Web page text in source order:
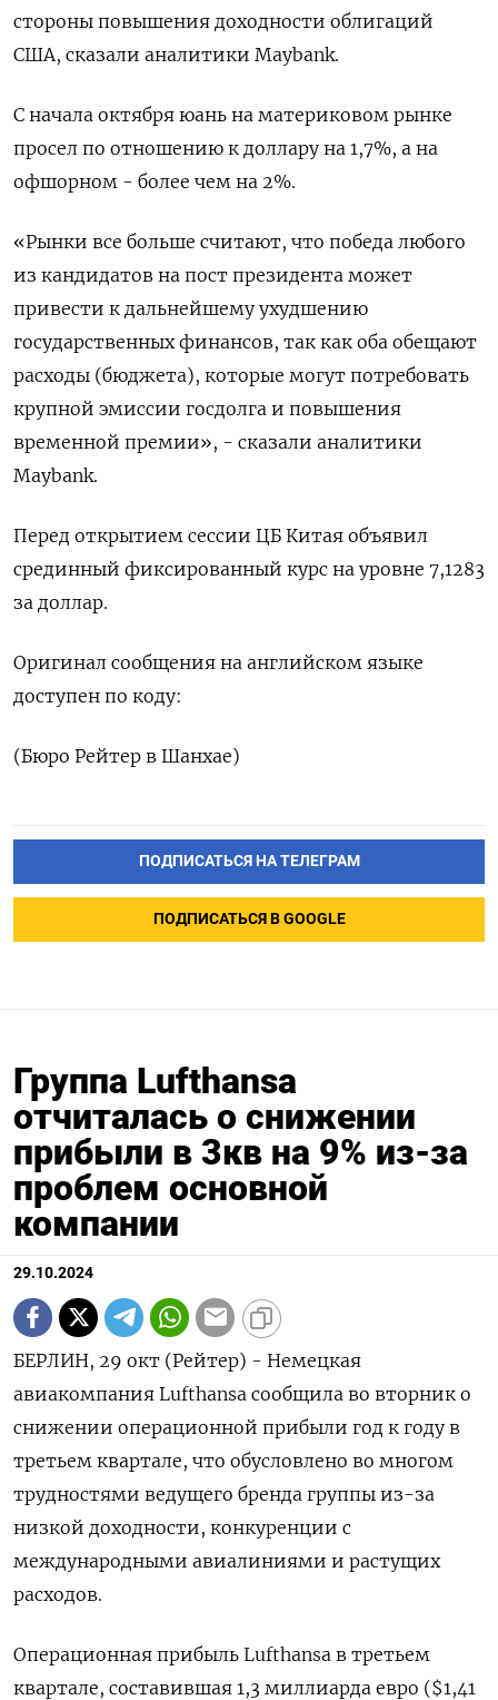
стороны повышения доходности облигаций
США, сказали аналитики Maybank.
С начала октября юань на материковом рынке
просел по отношению к доллару на 1,7%, а на
офшорном - более чем на 2%.
«Рынки все больше считают, что победа любого
из кандидатов на пост президента может
привести к дальнейшему ухудшению
государственных финансов, так как оба обещают
расходы (бюджета), которые могут потребовать
крупной эмиссии госдолга и повышения
временной премии», - сказали аналитики
Maybank.
Перед открытием сессии ЦБ Китая объявил
срединный фиксированный курс на уровне 7,1283
за доллар.
Оригинал сообщения на английском языке
доступен по коду:
(Бюро Рейтер в Шанхае)
ПОДПИСАТЬСЯ НА ТЕЛЕГРАМ
ПОДПИСАТЬСЯ В GOOGLE
Группа Lufthansa
отчиталась о снижении
прибыли в 3кв на 9% из-за
проблем основной
компании
29.10.2024
БЕРЛИН, 29 окт (Рейтер) - Немецкая
авиакомпания Lufthansa сообщила во вторник о
снижении операционной прибыли год к году в
третьем квартале, что обусловлено во многом
трудностями ведущего бренда группы из-за
низкой доходности, конкуренции с
международными авиалиниями и растущих
расходов.
Операционная прибыль Lufthansa в третьем
квартале, составившая 1,3 миллиарда евро ($1,41